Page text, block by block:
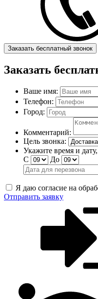
Заказать бесплатный звонок
Заказать
Ваше имя:
Телефон:
Город:
Комментарий:
Цель звонка:
Укажите время и
С
До
Я даю согласие на
Отправить заявку